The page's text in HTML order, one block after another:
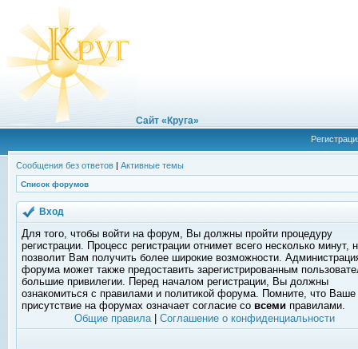
Сайт «Круга»
Сообщения без ответов | Активные темы
Список форумов
Вход
Для того, чтобы войти на форум, Вы должны пройти процедуру
регистрации. Процесс регистрации отнимет всего несколько минут,
позволит Вам получить более широкие возможности.
форума может также предоставить зарегистрированным
большие привилегии. Перед началом регистрации, Вы должны
ознакомиться с правилами и политикой форума. Помните, что Ваше
присутствие на форумах означает согласие со всеми правилами.
Общие правила| Соглашение о конфиденциальности